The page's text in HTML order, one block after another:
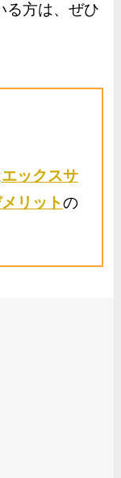
る方は、ぜひ
エックスサ
リットの